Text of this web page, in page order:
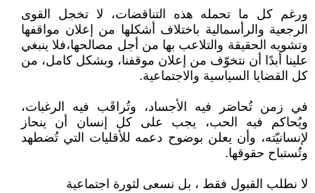
ورغم كل ما تحمله هذه التناقضات، لا تخجل القوى
الرجعية والرأسمالية باختلاف أشكلها من إعلان مواقفها
وتشويه الحقيقة والتلاعب بها من أجل مصالحها،فلا ينبغي
علينا أبدًا أن نتخوّف من إعلان موقفنا، وبشكل كامل، من
كل القضايا السياسية والاجتماعية.
في زمن تُحاصَر فيه الأجساد، وتُراقَب فيه الرغبات،
ويُحاكم فيه الحب، يجب على كل إنسان أن ينحاز
لإنسانيّته، وأن يعلن بوضوح دعمه للأقليات التي تُضطهد
وتُستباح حقوقها.
لا نطلب القبول فقط ، بل نسعى لثورة اجتماعية